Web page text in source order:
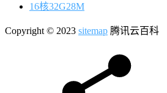
16核32G28M
Copyright © 2023 sitemap 腾讯云百科